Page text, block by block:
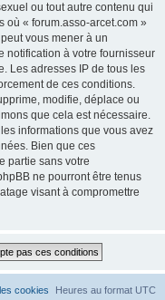
ou tout autre contenu qui
où « forum.asso-arcet.com »
vous mener à un
notification à votre fournisseur
Les adresses IP de tous les
de ces conditions.
modifie, déplace ou
que cela est nécessaire.
informations que vous avez
Bien que ces
partie sans votre
ne pourront être tenus
visant à compromettre
Heures au format UTC
cookies